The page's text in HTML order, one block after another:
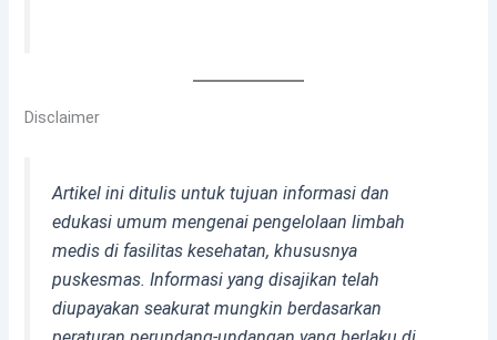
Disclaimer
Artikel ini ditulis untuk tujuan informasi dan
edukasi umum mengenai pengelolaan limbah
medis di fasilitas kesehatan, khususnya
puskesmas. Informasi yang disajikan telah
diupayakan seakurat mungkin berdasarkan